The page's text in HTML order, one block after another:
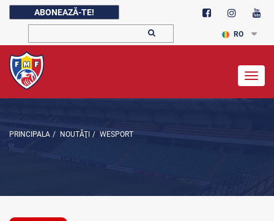
ABONEAZĂ-TE!
RO
PRINCIPALA / NOUTĂŢI / WESPORT